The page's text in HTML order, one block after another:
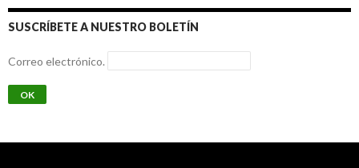
SUSCRÍBETE A NUESTRO BOLETÍN
Correo electrónico.